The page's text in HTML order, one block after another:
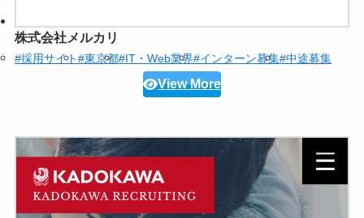
株式会社メルカリ
#採用サイト#東京都#IT・Web業界#インターン募集#中途募集
View More